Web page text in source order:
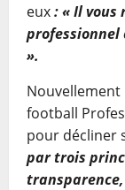
eux: « Il
».
Nouvellement
football
pour décliner
par trois